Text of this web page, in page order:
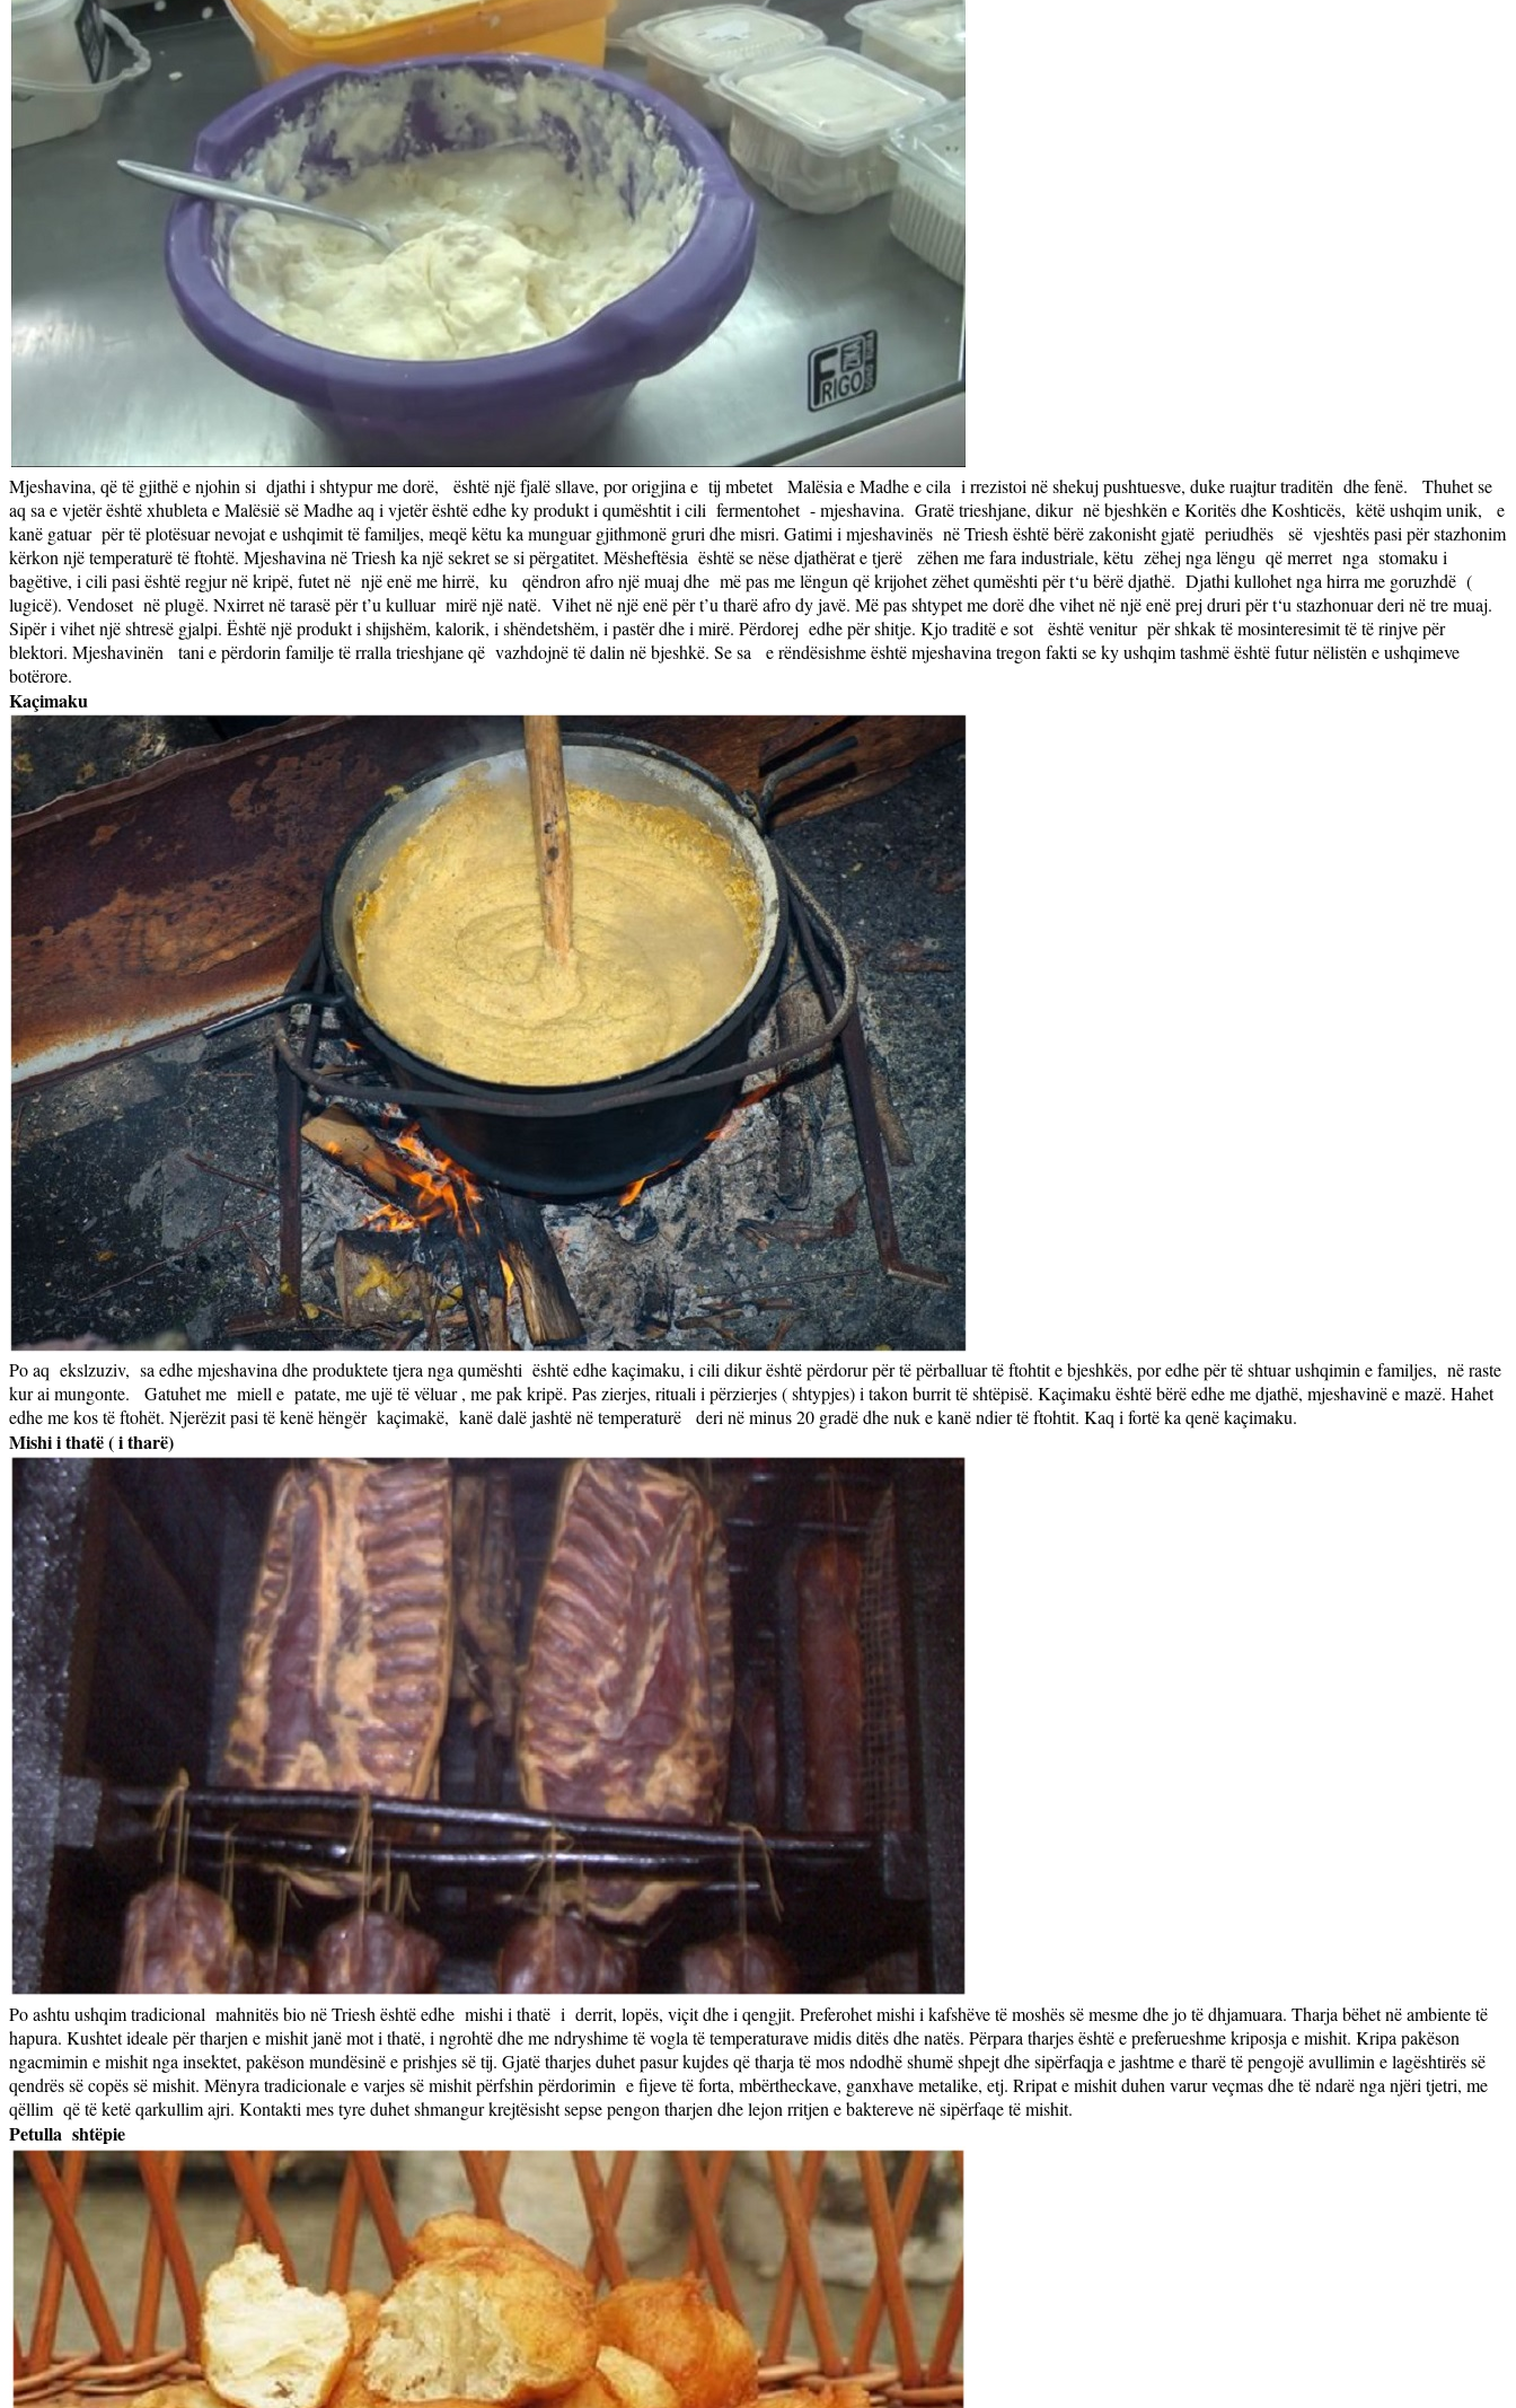
Mjeshavina, që të gjithë e njohin si djathi i shtypur me dorë, është një fjalë sllave, por origjina e tij mbetet Malësia e Madhe e cila i rrezistoi në shekuj pushtuesve, duke ruajtur traditën dhe fenë.
Thuhet se
aq sa e vjetër është xhubleta e Malësië së Madhe aq i vjetër është edhe ky produkt i qumështit i cili fermentohet - mjeshavina. Gratë trieshjane, dikur në bjeshkën e Koritës dhe Koshticës, këtë ushqim unik,
e
kanë gatuar për të plotësuar nevojat e ushqimit të familjes, meqë këtu ka munguar gjithmonë gruri dhe misri. Gatimi i mjeshavinës në Triesh është bërë zakonisht gjatë periudhës së vjeshtës pasi për stazhonim
kërkon një temperaturë të ftohtë. Mjeshavina në Triesh ka një sekret se si përgatitet. Mësheftësia është se nëse djathërat e tjerë zëhen me fara industriale, këtu zëhej nga lëngu që merret nga stomaku i
bagëtive, i cili pasi është regjur në kripë, futet në një enë me hirrë, ku qëndron afro një muaj dhe më pas me lëngun që krijohet zëhet qumështi për t‘u bërë djathë. Djathi kullohet nga hirra me goruzhdë (
lugicë). Vendoset në plugë. Nxirret në tarasë për t’u kulluar mirë një natë. Vihet në një enë për t’u tharë afro dy javë. Më pas shtypet me dorë dhe vihet në një enë prej druri për t‘u stazhonuar deri në tre muaj.
Sipër i vihet një shtresë gjalpi. Është një produkt i shijshëm, kalorik, i shëndetshëm, i pastër dhe i mirë. Përdorej edhe për shitje. Kjo traditë e sot është venitur për shkak të mosinteresimit të të rinjve për
blektori. Mjeshavinën
tani e përdorin familje të rralla trieshjane që vazhdojnë të dalin në bjeshkë. Se sa
e rëndësishme është mjeshavina tregon fakti se ky ushqim tashmë është futur nëlistën e ushqimeve
botërore.
Kaçimaku
Po aq ekslzuziv, sa edhe mjeshavina dhe produktete tjera nga qumështi është edhe kaçimaku, i cili dikur është përdorur për të përballuar të ftohtit e bjeshkës, por edhe për të shtuar ushqimin e familjes, në raste
kur ai mungonte.
Gatuhet me miell e patate, me ujë të vëluar , me pak kripë. Pas zierjes, rituali i përzierjes ( shtypjes) i takon burrit të shtëpisë. Kaçimaku është bërë edhe me djathë, mjeshavinë e mazë. Hahet
edhe me kos të ftohët. Njerëzit pasi të kenë hëngër kaçimakë, kanë dalë jashtë në temperaturë deri në minus 20 gradë dhe nuk e kanë ndier të ftohtit. Kaq i fortë ka qenë kaçimaku.
Mishi i thatë ( i tharë)
Po ashtu ushqim tradicional mahnitës bio në Triesh është edhe mishi i thatë i derrit, lopës, viçit dhe i qengjit. Preferohet mishi i kafshëve të moshës së mesme dhe jo të dhjamuara. Tharja bëhet në ambiente të
hapura. Kushtet ideale për tharjen e mishit janë mot i thatë, i ngrohtë dhe me ndryshime të vogla të temperaturave midis ditës dhe natës. Përpara tharjes është e preferueshme kriposja e mishit. Kripa pakëson
ngacmimin e mishit nga insektet, pakëson mundësinë e prishjes së tij. Gjatë tharjes duhet pasur kujdes që tharja të mos ndodhë shumë shpejt dhe sipërfaqja e jashtme e tharë të pengojë avullimin e lagështirës së
qendrës së copës së mishit. Mënyra tradicionale e varjes së mishit përfshin përdorimin e fijeve të forta, mbërtheckave, ganxhave metalike, etj. Rripat e mishit duhen varur veçmas dhe të ndarë nga njëri tjetri, me
qëllim që të ketë qarkullim ajri. Kontakti mes tyre duhet shmangur krejtësisht sepse pengon tharjen dhe lejon rritjen e baktereve në sipërfaqe të mishit.
Petulla shtëpie